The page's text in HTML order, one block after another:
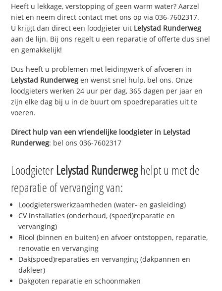
Heeft u lekkage, verstopping of geen warm water? Aarzel
niet en neem direct contact met ons op via 036-7602317.
U krijgt dan direct een loodgieter uit Lelystad Runderweg
aan de lijn. Bij ons regelt u een reparatie of offerte dus snel
en gemakkelijk!
Dus heeft u problemen met leidingwerk of afvoeren in
Lelystad Runderweg en wenst snel hulp, bel ons. Onze
loodgieters werken 24 uur per dag, 365 dagen per jaar en
zijn elke dag bij u in de buurt om spoedreparaties uit te
voeren.
Direct hulp van een vriendelijke loodgieter in Lelystad
Runderweg: bel ons 036-7602317
Loodgieter Lelystad Runderweghelpt u met de
reparatie of vervanging van:
Loodgieterswerkzaamheden (water- en gasleiding)
CV installaties (onderhoud, (spoed)reparatie en
vervanging)
Riool (binnen en buiten) en afvoer ontstoppen, reparatie,
renovatie en vervanging
Dak(spoed)reparaties en vervanging (dakpannen en
dakleer)
Dakgoten reparatie en schoonmaken